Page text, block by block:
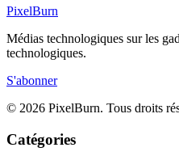
PixelBurn
Médias technologiques sur les
technologiques.
S'abonner
© 2026 PixelBurn. Tous droits
Catégories